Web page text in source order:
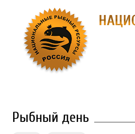
О ПРЕДПРИЯТИИ
Рыбный день